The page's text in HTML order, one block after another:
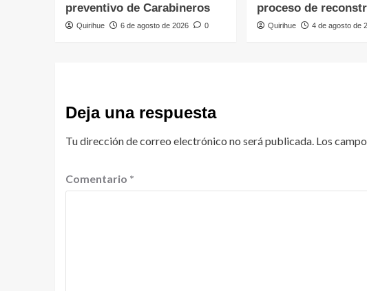
preventivo de Carabineros
Quirihue 6 de agosto de 2026 0
proceso de
Quirihue 4 de agosto de
Deja una respuesta
Tu dirección de correo electrónico no será publicada. Los
Comentario *